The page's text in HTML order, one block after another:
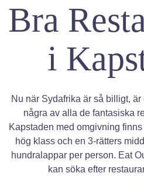
Bra
i
Nu när Sydafrika är så billigt,
några av alla de fantasiska
Kapstaden med omgivning
hög klass och en 3-rätters
hundralappar per person. Eat
kan söka efter